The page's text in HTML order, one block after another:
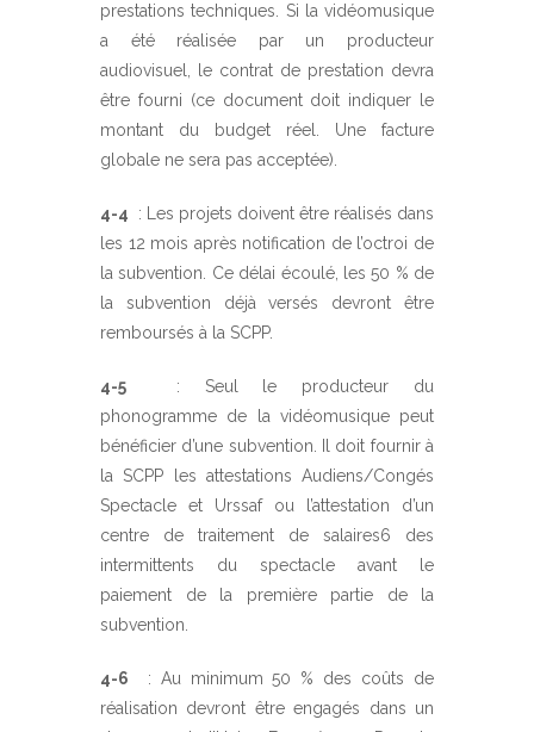
prestations techniques. Si la vidéomusique
a été réalisée par un producteur
audiovisuel, le contrat de prestation devra
être fourni (ce document doit indiquer le
montant du budget réel. Une facture
globale ne sera pas acceptée).
4-4 : Les projets doivent être réalisés dans
les 12 mois après notification de l’octroi de
la subvention. Ce délai écoulé, les 50 % de
la subvention déjà versés devront être
remboursés à la SCPP.
4-5 : Seul le producteur du
phonogramme de la vidéomusique peut
bénéficier d’une subvention. Il doit fournir à
la SCPP les attestations Audiens/Congés
Spectacle et Urssaf ou l’attestation d’un
centre de traitement de salaires6 des
intermittents du spectacle avant le
paiement de la première partie de la
subvention.
4-6 : Au minimum 50 % des coûts de
réalisation devront être engagés dans un